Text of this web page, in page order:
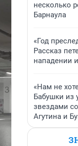
несколько
Барнаула
«Год
Рассказ
нападении
«Нам не
Бабушки из
звездами
Агутина и